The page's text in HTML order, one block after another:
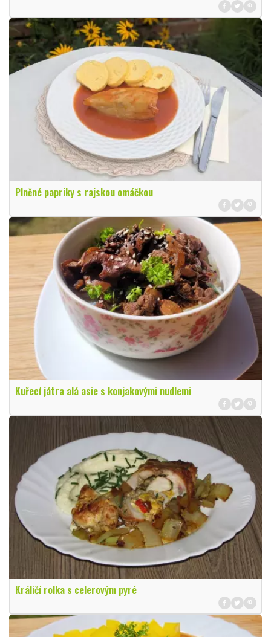
Plněné papriky s rajskou omáčkou
Kuřecí játra alá asie s konjakovými nudlemi
Králičí rolka s celerovým pyré